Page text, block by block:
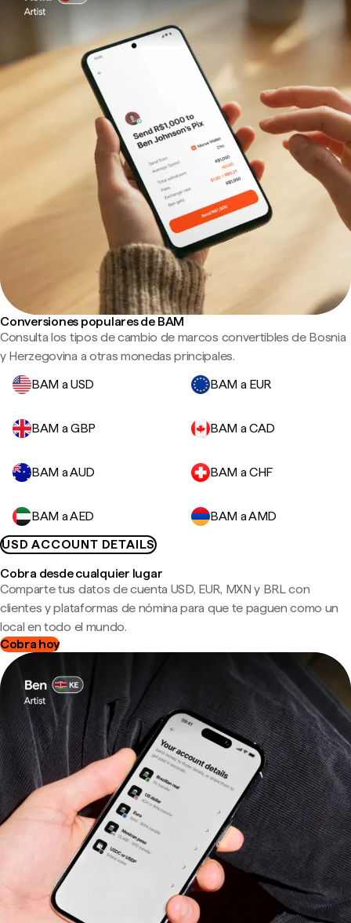
Conversiones populares de BAM
Consulta los tipos de cambio de marcos convertibles de Bosnia
y Herzegovina a otras monedas principales.
BAM a USD
BAM a EUR
BAM a GBP BAM a CAD
BAM a AUD BAM a CHF
BAM a AED
BAM a AMD
USD ACCOUNT DETAILS
Cobra desde cualquier lugar
Comparte tus datos de cuenta USD, EUR, MXN y BRL con
clientes y plataformas de nómina para que te paguen como un
local en todo el mundo.
Cobra hoy